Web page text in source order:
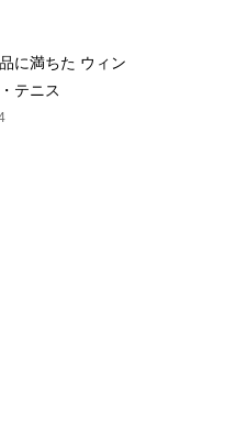
に満ちた ウィン
テニス